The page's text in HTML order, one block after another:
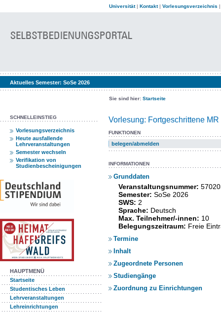
Universität| Kontakt| Vorlesungsverzeichnis
Aktuelles Semester: SoSe 2026
Sie sind hier: Startseite
SCHNELLEINSTIEG
Vorlesungsverzeichnis
Heute ausfallende
Lehrveranstaltungen
Semester wechseln
Verifikation von
Studienbescheinigungen
HAUPTMENÜ
Startseite
Studentisches Leben
Lehrveranstaltungen
Lehreinrichtungen
Vorlesung: Fortgeschrittene
FUNKTIONEN
belegen/abmelden
INFORMATIONEN
Grunddaten
Veranstaltungsnummer:
Semester: SoSe 2026
SWS: 2
Sprache: Deutsch
Max. Teilnehmer/-innen: 10
Belegungszeitraum: Freie
Termine
Inhalt
Zugeordnete Personen
Studiengänge
Zuordnung zu Einrichtungen